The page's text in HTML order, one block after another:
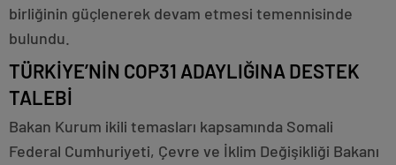
birliğinin güçlenerek devam etmesi temennisinde
bulundu.
TÜRKİYE’NİN COP31 ADAYLIĞINA DESTEK
TALEBİ
Bakan Kurum ikili temasları kapsamında Somali
Federal Cumhuriyeti, Çevre ve İklim Değişikliği Bakanı